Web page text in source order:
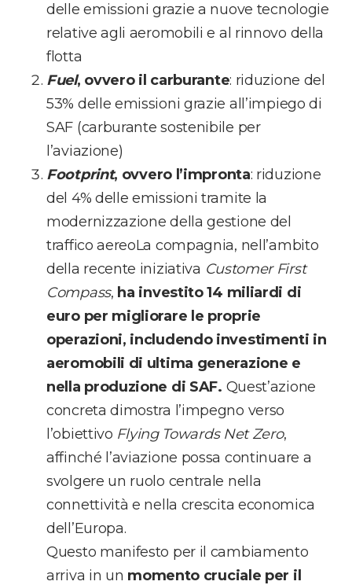
delle emissioni grazie a nuove tecnologie
relative agli aeromobili e al rinnovo della
flotta
Fuel, ovvero il carburante: riduzione del
53% delle emissioni grazie all’impiego di
SAF (carburante sostenibile per
l’aviazione)
Footprint, ovvero l’impronta: riduzione
del 4% delle emissioni tramite la
modernizzazione della gestione del
traffico aereoLa compagnia, nell’ambito
della recente iniziativa Customer First
Compass, ha investito 14 miliardi di
euro per migliorare le proprie
operazioni, includendo investimenti in
aeromobili di ultima generazione e
nella produzione di SAF. Quest’azione
concreta dimostra l’impegno verso
l’obiettivo Flying Towards Net Zero,
affinché l’aviazione possa continuare a
svolgere un ruolo centrale nella
connettività e nella crescita economica
dell’Europa.
Questo manifesto per il cambiamento
arriva in un momento cruciale per il